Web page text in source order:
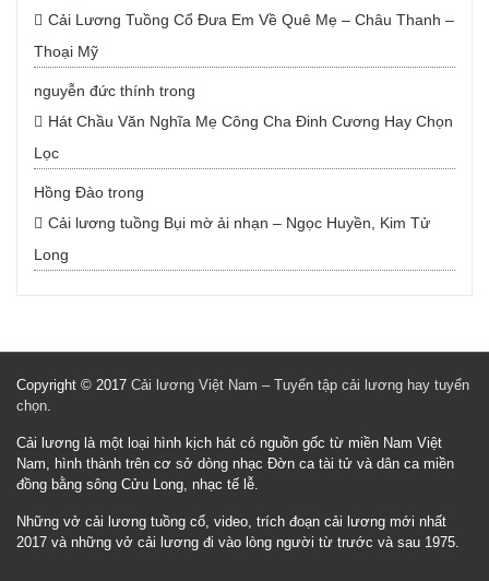
Cải Lương Tuồng Cổ Đưa Em Về Quê Mẹ – Châu Thanh –
Thoại Mỹ
nguyễn đức thính trong
Hát Chầu Văn Nghĩa Mẹ Công Cha Đinh Cương Hay Chọn
Lọc
Hồng Đào trong
Cải lương tuồng Bụi mờ ải nhạn – Ngọc Huyền, Kim Tử
Long
Copyright © 2017 Cải lương Việt Nam – Tuyển tập cải lương hay tuyển
chọn.
Cải lương là một loại hình kịch hát có nguồn gốc từ miền Nam Việt
Nam, hình thành trên cơ sở dòng nhạc Đờn ca tài tử và dân ca miền
đồng bằng sông Cửu Long, nhạc tế lễ.
Những vở cải lương tuồng cổ, video, trích đoạn cải lương mới nhất
2017 và những vở cải lương đi vào lòng người từ trước và sau 1975.